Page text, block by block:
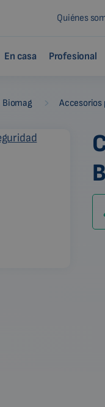
Quiénes
En casa Profesional
Biomag Accesorios